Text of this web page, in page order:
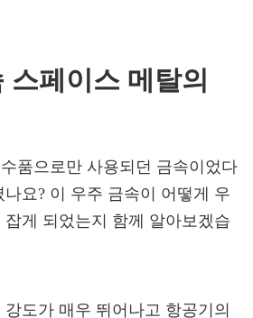
스페이스 메탈의
품으로만 사용되던 금속이었다
요? 이 우주 금속이 어떻게 우
게 되었는지 함께 알아보겠습
도가 매우 뛰어나고 항공기의